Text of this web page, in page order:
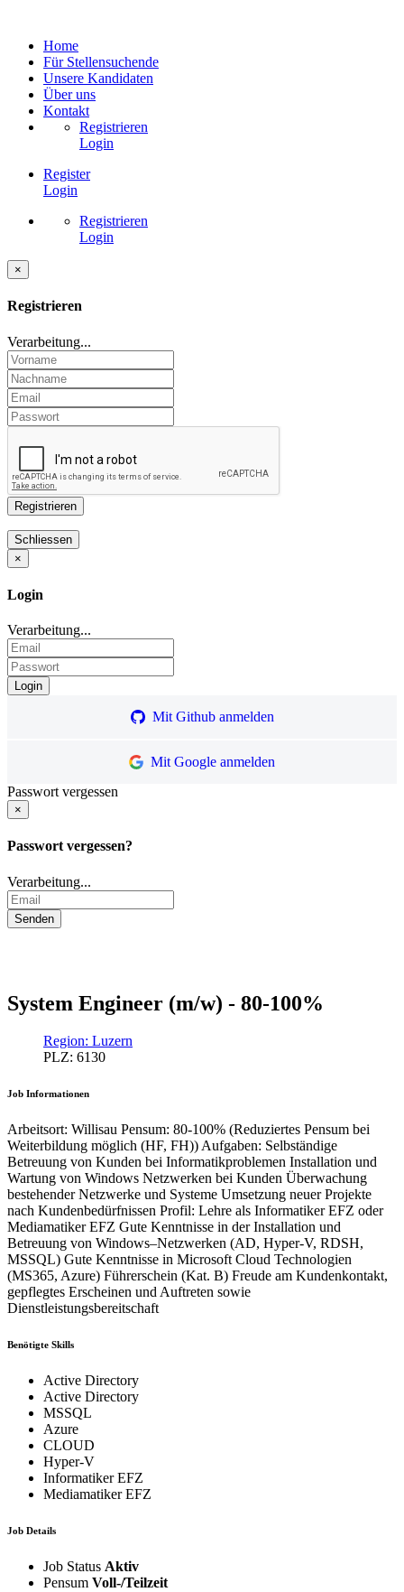
Home
Für Stellensuchende
Unsere Kandidaten
Über uns
Kontakt
Registrieren
Login
Register
Login
Registrieren
Login
×
Registrieren
Verarbeitung...
×
Login
Verarbeitung...
Mit Github anmelden
Mit Google anmelden
Passwort vergessen
×
Passwort vergessen?
Verarbeitung...
System Engineer (m/w) - 80-100%
Region: Luzern
PLZ: 6130
Job Informationen
Arbeitsort: Willisau Pensum: 80-100% (Reduziertes Pensum bei
Weiterbildung möglich (HF, FH)) Aufgaben: Selbständige
Betreuung von Kunden bei Informatikproblemen Installation und
Wartung von Windows Netzwerken bei Kunden Überwachung
bestehender Netzwerke und Systeme Umsetzung neuer Projekte
nach Kundenbedürfnissen Profil: Lehre als Informatiker EFZ oder
Mediamatiker EFZ Gute Kenntnisse in der Installation und
Betreuung von Windows–Netzwerken (AD, Hyper-V, RDSH,
MSSQL) Gute Kenntnisse in Microsoft Cloud Technologien
(MS365, Azure) Führerschein (Kat. B) Freude am Kundenkontakt,
gepflegtes Erscheinen und Auftreten sowie
Dienstleistungsbereitschaft
Benötigte Skills
Active Directory
Active Directory
MSSQL
Azure
CLOUD
Hyper-V
Informatiker EFZ
Mediamatiker EFZ
Job Details
Job Status Aktiv
Pensum Voll-/Teilzeit